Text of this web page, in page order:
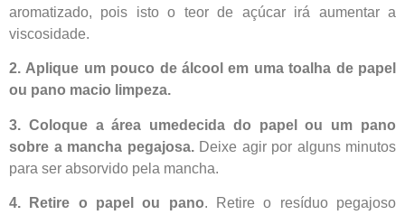
aromatizado, pois isto o teor de açúcar irá aumentar a
viscosidade.
2. Aplique um pouco de álcool em uma toalha de papel
ou pano macio limpeza.
3. Coloque a área umedecida do papel ou um pano
sobre a mancha pegajosa. Deixe agir por alguns minutos
para ser absorvido pela mancha.
4. Retire o papel ou pano. Retire o resíduo pegajoso